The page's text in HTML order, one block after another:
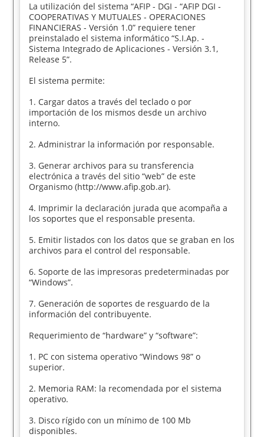
La utilización del sistema “AFIP - DGI - “AFIP DGI -
COOPERATIVAS Y MUTUALES - OPERACIONES
FINANCIERAS - Versión 1.0” requiere tener
preinstalado el sistema informático “S.I.Ap. -
Sistema Integrado de Aplicaciones - Versión 3.1,
Release 5”.
El sistema permite:
1. Cargar datos a través del teclado o por
importación de los mismos desde un archivo
interno.
2. Administrar la información por responsable.
3. Generar archivos para su transferencia
electrónica a través del sitio “web” de este
Organismo (http://www.afip.gob.ar).
4. Imprimir la declaración jurada que acompaña a
los soportes que el responsable presenta.
5. Emitir listados con los datos que se graban en los
archivos para el control del responsable.
6. Soporte de las impresoras predeterminadas por
“Windows”.
7. Generación de soportes de resguardo de la
información del contribuyente.
Requerimiento de “hardware” y “software”:
1. PC con sistema operativo “Windows 98” o
superior.
2. Memoria RAM: la recomendada por el sistema
operativo.
3. Disco rígido con un mínimo de 100 Mb
disponibles.